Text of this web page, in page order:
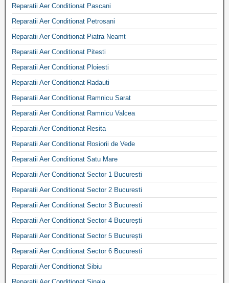
Reparatii Aer Conditionat Pascani
Reparatii Aer Conditionat Petrosani
Reparatii Aer Conditionat Piatra Neamt
Reparatii Aer Conditionat Pitesti
Reparatii Aer Conditionat Ploiesti
Reparatii Aer Conditionat Radauti
Reparatii Aer Conditionat Ramnicu Sarat
Reparatii Aer Conditionat Ramnicu Valcea
Reparatii Aer Conditionat Resita
Reparatii Aer Conditionat Rosiorii de Vede
Reparatii Aer Conditionat Satu Mare
Reparatii Aer Conditionat Sector 1 Bucuresti
Reparatii Aer Conditionat Sector 2 Bucuresti
Reparatii Aer Conditionat Sector 3 Bucuresti
Reparatii Aer Conditionat Sector 4 București
Reparatii Aer Conditionat Sector 5 București
Reparatii Aer Conditionat Sector 6 Bucuresti
Reparatii Aer Conditionat Sibiu